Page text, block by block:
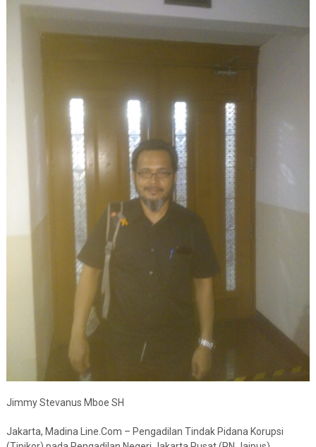
Jimmy Stevanus Mboe SH
Jakarta, Madina Line.Com – Pengadilan Tindak Pidana Korupsi